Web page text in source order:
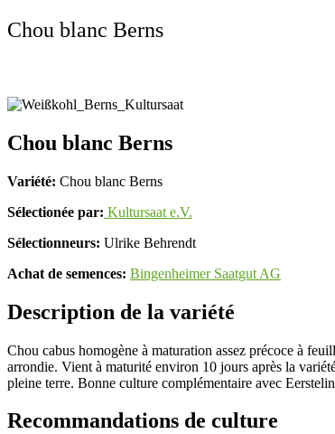
Chou blanc Berns
Chou blanc Berns
Variété: Chou blanc Berns
Sélectionée par: Kultursaat e.V.
Sélectionneurs: Ulrike Behrendt
Achat de semences: Bingenheimer Saatgut AG
Description de la variété
Chou cabus homogène à maturation assez précoce à
arrondie. Vient à maturité environ 10 jours après la
pleine terre. Bonne culture complémentaire avec
Recommandations de culture